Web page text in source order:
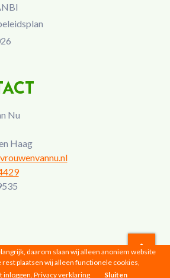
Nu
Haag
Nu © 2026 |Privacyverklaring
daarom slaan wij alleen anoniem website
rest plaatsen wij alleen functionele cookies,
inloggen. Privacy verklaring Sluiten